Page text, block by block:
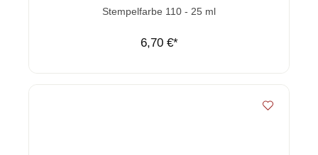
Durchschnittliche Bewertung von 0 von 5 Sternen
Stempelfarbe 110 - 25 ml
6,70 €*